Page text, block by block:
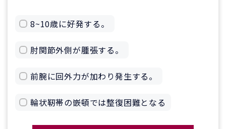
8~10歳に好発する。
肘関節外側が腫張する。
前腕に回外力が加わり発生する。
輪状靭帯の嵌頓では整復困難となる